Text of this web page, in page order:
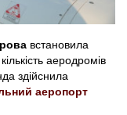
встановила
аеродромів
здійснила
аеропорт